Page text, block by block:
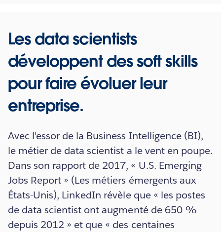
Les data scientists
développent des soft skills
pour faire évoluer leur
entreprise.
Avec l'essor de la Business Intelligence (BI),
le métier de data scientist a le vent en poupe.
Dans son rapport de 2017, « U.S. Emerging
Jobs Report » (Les métiers émergents aux
États-Unis), LinkedIn révèle que « les postes
de data scientist ont augmenté de 650 %
depuis 2012 » et que « des centaines